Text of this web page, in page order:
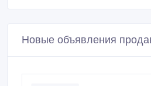
Новые объявления